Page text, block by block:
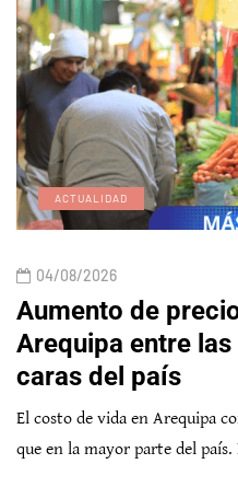
ACTUALIDAD
04/08/2026
Aumento de
Arequipa entre
caras del país
El costo de vida en Arequipa
que en la mayor parte del país.